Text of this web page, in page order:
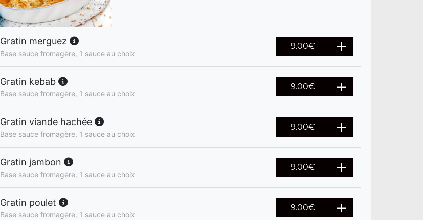
Gratin merguez
Base sauce fromagère, 1 sauce au choix
9.00€
Gratin kebab
Base sauce fromagère, 1 sauce au choix
9.00€
Gratin viande hachée
Base sauce fromagère, 1 sauce au choix
9.00€
Gratin jambon
Base sauce fromagère, 1 sauce au choix
9.00€
Gratin poulet
Base sauce fromagère, 1 sauce au choix
9.00€